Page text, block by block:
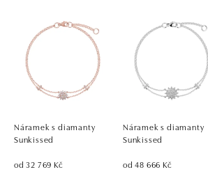
Náramek s diamanty
Sunkissed
od 32 769 Kč
Náramek s diamanty
Sunkissed
od 48 666 Kč